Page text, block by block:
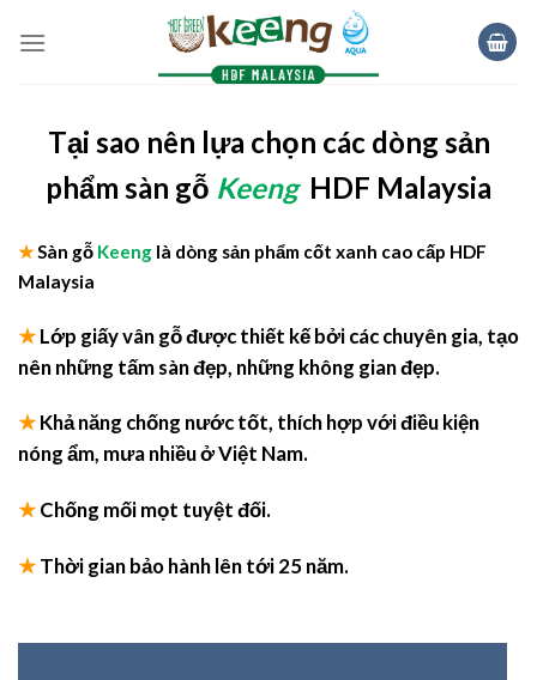
Tại sao nên lựa chọn các dòng sản
phẩm sàn gỗ KeengHDF Malaysia
★Sàn gỗ Keeng là dòng sản phẩm cốt xanh cao cấp HDF
Malaysia
★Lớp giấy vân gỗ được thiết kế bởi các chuyên gia, tạo
nên những tấm sàn đẹp, những không gian đẹp.
★Khả năng chống nước tốt, thích hợp với điều kiện
nóng ẩm, mưa nhiều ở Việt Nam.
★Chống mối mọt tuyệt đối.
★Thời gian bảo hành lên tới 25 năm.